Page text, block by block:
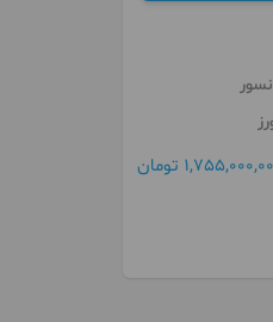
تومان